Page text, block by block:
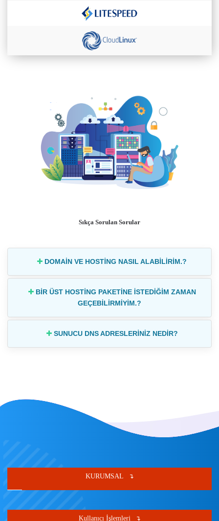
Sıkça Sorulan Sorular
DOMAİN VE HOSTİNG NASIL ALABİLİRİM.?
BİR ÜST HOSTİNG PAKETİNE İSTEDİĞİM ZAMAN
GEÇEBİLİRMİYİM.?
SUNUCU DNS ADRESLERİNİZ NEDİR?
KURUMSAL
Kullanıcı İşlemleri